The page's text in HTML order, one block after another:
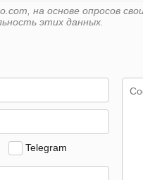
на основе опросов
этих данных.
Telegram